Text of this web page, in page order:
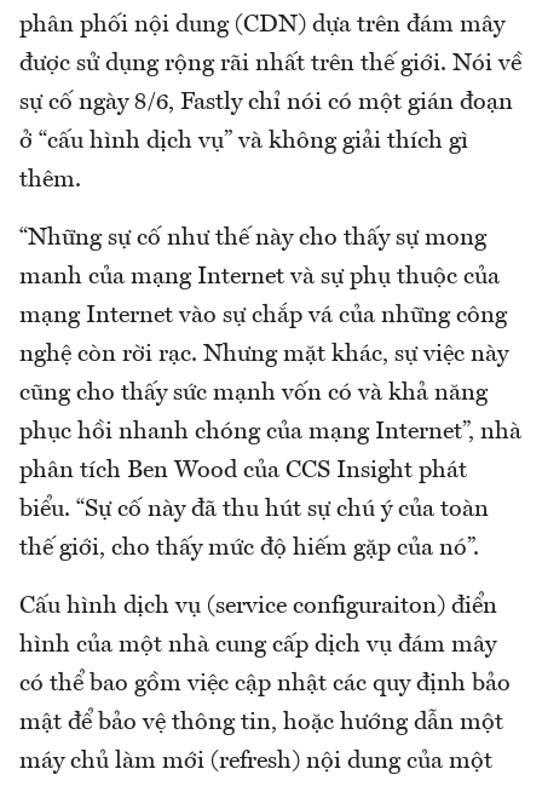
phân phối nội dung (CDN) dựa trên đám mây
được sử dụng rộng rãi nhất trên thế giới. Nói về
sự cố ngày 8/6, Fastly chỉ nói có một gián đoạn
ở “cấu hình dịch vụ” và không giải thích gì
thêm.
“Những sự cố như thế này cho thấy sự mong
manh của mạng Internet và sự phụ thuộc của
mạng Internet vào sự chắp vá của những công
nghệ còn rời rạc. Nhưng mặt khác, sự việc này
cũng cho thấy sức mạnh vốn có và khả năng
phục hồi nhanh chóng của mạng Internet”, nhà
phân tích Ben Wood của CCS Insight phát
biểu. “Sự cố này đã thu hút sự chú ý của toàn
thế giới, cho thấy mức độ hiếm gặp của nó”.
Cấu hình dịch vụ (service configuraiton) điển
hình của một nhà cung cấp dịch vụ đám mây
có thể bao gồm việc cập nhật các quy định bảo
mật để bảo vệ thông tin, hoặc hướng dẫn một
máy chủ làm mới (refresh) nội dung của một